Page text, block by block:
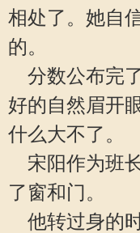
相处了。她自
的。
分数公布完
好的自然眉开
什么大不了。
宋阳作为班
了窗和门。
他转过身的